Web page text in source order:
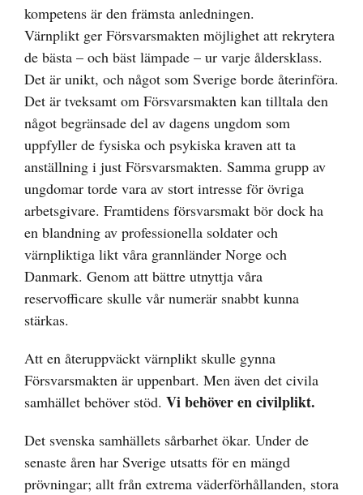
kompetens är den främsta anledningen.
Värnplikt ger Försvarsmakten möjlighet att rekrytera
de bästa – och bäst lämpade – ur varje åldersklass.
Det är unikt, och något som Sverige borde återinföra.
Det är tveksamt om Försvarsmakten kan tilltala den
något begränsade del av dagens ungdom som
uppfyller de fysiska och psykiska kraven att ta
anställning i just Försvarsmakten. Samma grupp av
ungdomar torde vara av stort intresse för övriga
arbetsgivare. Framtidens försvarsmakt bör dock ha
en blandning av professionella soldater och
värnpliktiga likt våra grannländer Norge och
Danmark. Genom att bättre utnyttja våra
reservofficare skulle vår numerär snabbt kunna
stärkas.
Att en återuppväckt värnplikt skulle gynna
Försvarsmakten är uppenbart. Men även det civila
samhället behöver stöd. Vi behöver en civilplikt.
Det svenska samhällets sårbarhet ökar. Under de
senaste åren har Sverige utsatts för en mängd
prövningar; allt från extrema väderförhållanden, stora